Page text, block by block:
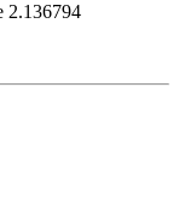
2.136794